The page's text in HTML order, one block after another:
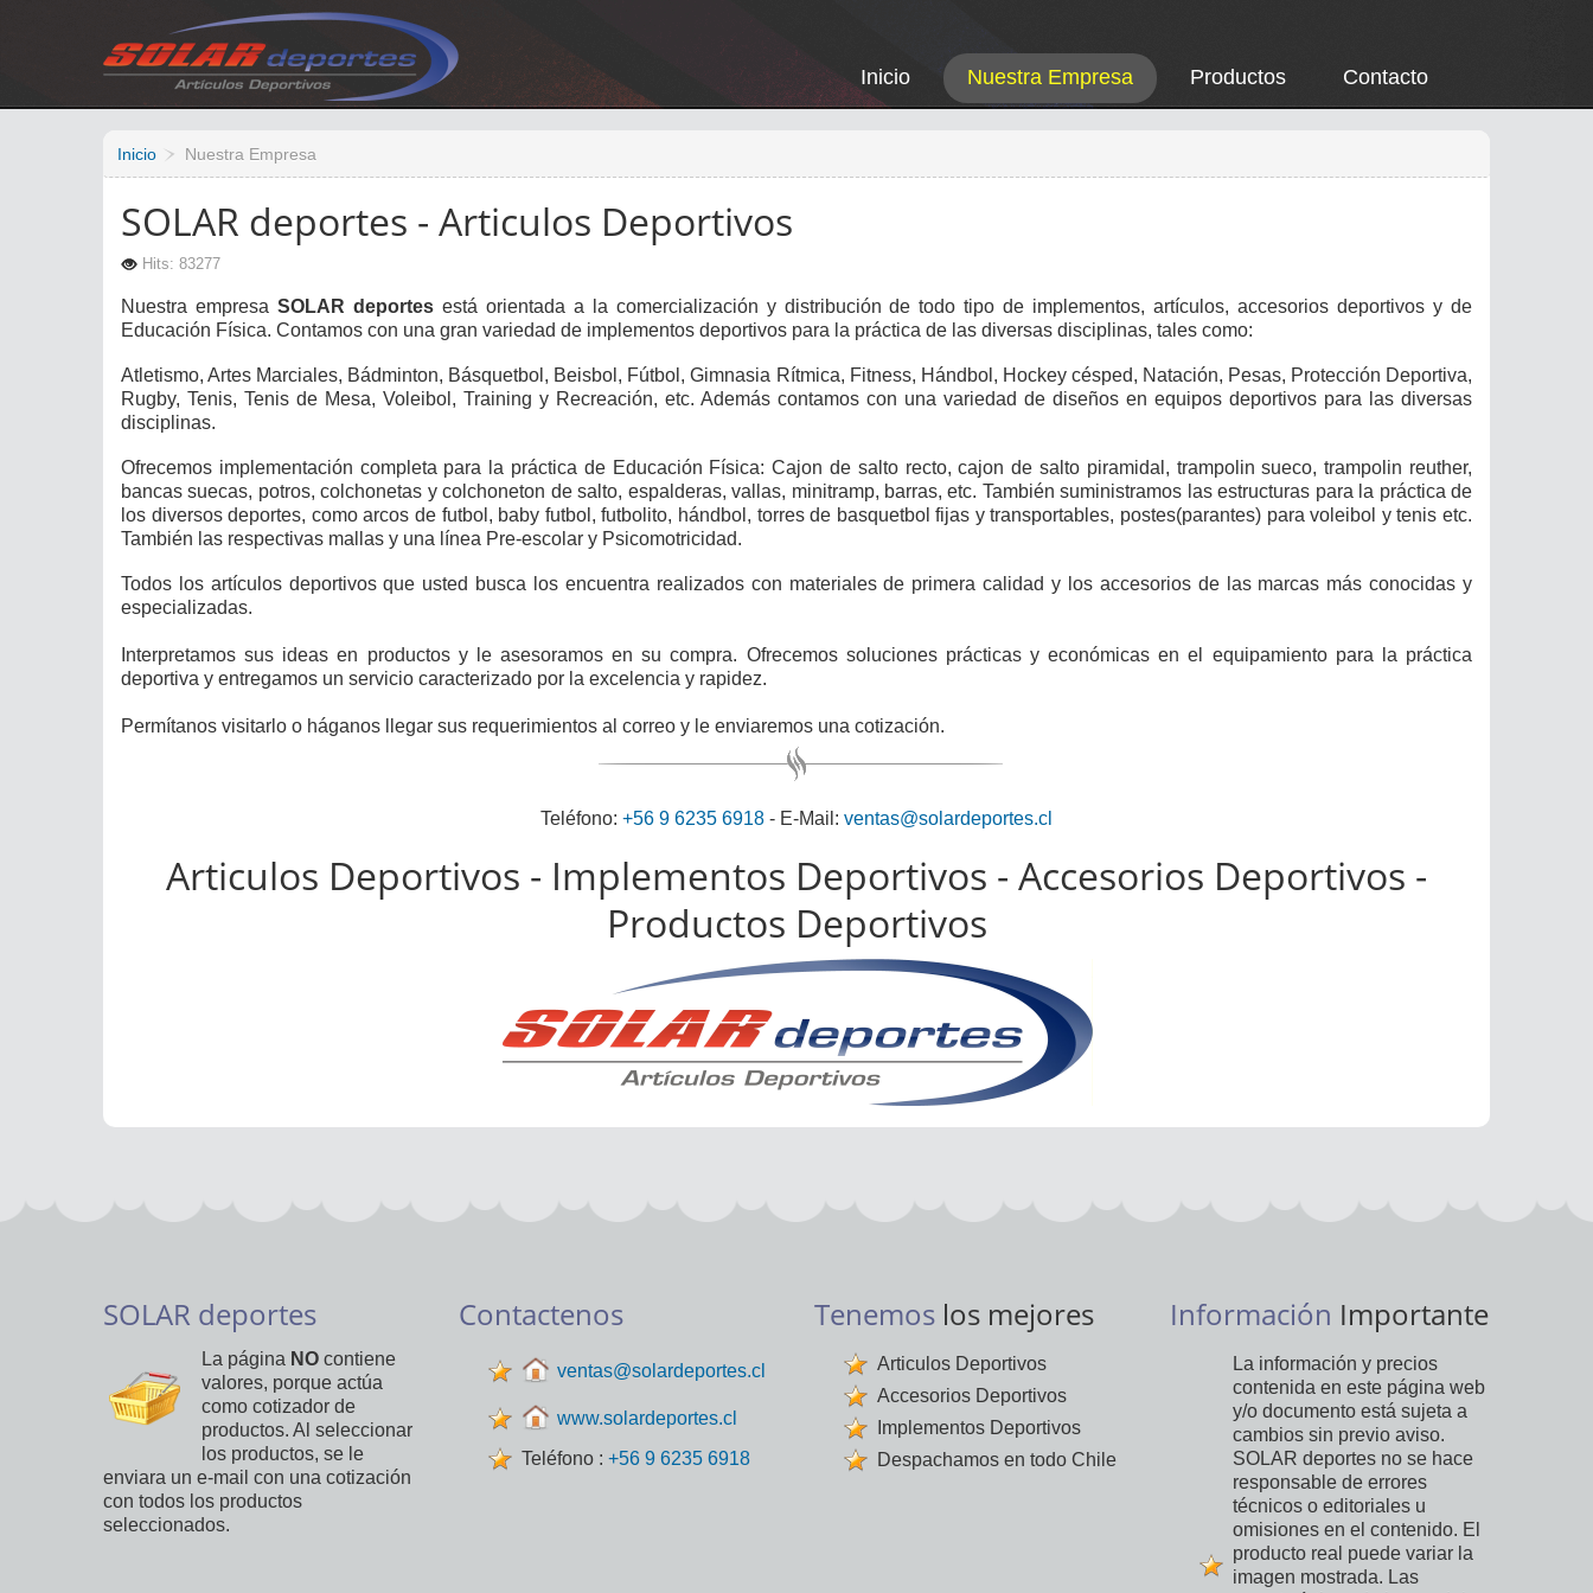
Inicio Nuestra Empresa Productos Contacto
Inicio Nuestra Empresa
SOLAR deportes - Articulos Deportivos
Hits: 83277
Nuestra empresa SOLAR deportesestá orientada a la comercialización y distribución de todo tipo de implementos, artículos, accesorios deportivos y de
Educación Física. Contamos con una gran variedad de implementos deportivos para la práctica de las diversas disciplinas, tales como:
Atletismo, Artes Marciales, Bádminton, Básquetbol, Beisbol, Fútbol, Gimnasia Rítmica, Fitness, Hándbol, Hockey césped, Natación, Pesas, Protección Deportiva,
Rugby, Tenis, Tenis de Mesa, Voleibol, Training y Recreación, etc. Además contamos con una variedad de diseños en equipos deportivos para las diversas
disciplinas.
Ofrecemos implementación completa para la práctica de Educación Física: Cajon de salto recto, cajon de salto piramidal, trampolin sueco,trampolin reuther,
bancas suecas, potros, colchonetas y colchoneton de salto, espalderas, vallas, minitramp, barras, etc. También suministramos las estructuras para la práctica de
los diversos deportes, como arcos de futbol, baby futbol, futbolito, hándbol, torres de basquetbol fijas y transportables, postes(parantes) para voleibol y tenis etc.
También las respectivas mallas y una línea Pre-escolar y Psicomotricidad.
Todos los artículos deportivos que usted busca los encuentra realizados con materiales de primera calidad y los accesorios de las marcas más conocidas y
especializadas.
Interpretamos sus ideas en productos y le asesoramos en su compra. Ofrecemos soluciones prácticas y económicas en el equipamiento para la práctica
deportiva y entregamos un servicio caracterizado por la excelencia y rapidez.
Permítanos visitarlo o háganos llegar sus requerimientos al correo y le enviaremos una cotización.
Teléfono: +56 9 6235 6918 - E-Mail: ventas@solardeportes.cl
Articulos Deportivos - Implementos Deportivos - Accesorios Deportivos -
Productos Deportivos
SOLAR deportes
La página NO contiene
valores, porque actúa
como cotizador de
productos. Al seleccionar
los productos, se le
enviara un e-mail con una cotización
con todos los productos
seleccionados.
Contactenos
ventas@solardeportes.cl
www.solardeportes.cl
Teléfono : +56 9 6235 6918
Tenemos los mejores
Articulos Deportivos
Accesorios Deportivos
Implementos Deportivos
Despachamos en todo Chile
Información Importante
La información y precios
contenida en este página web
y/o documento está sujeta a
cambios sin previo aviso.
SOLAR deportes no se hace
responsable de errores
técnicos o editoriales u
omisiones en el contenido. El
producto real puede variar la
imagen mostrada. Las